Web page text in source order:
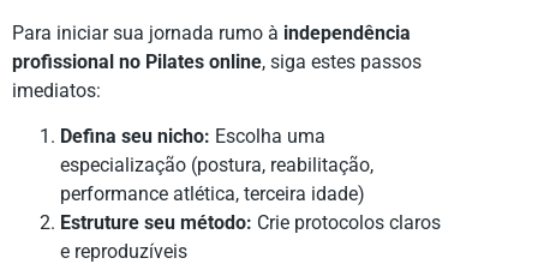
Para iniciar sua jornada rumo à independência
profissional no Pilates online, siga estes passos
imediatos:
Defina seu nicho: Escolha uma
especialização (postura, reabilitação,
performance atlética, terceira idade)
Estruture seu método: Crie protocolos claros
e reproduzíveis